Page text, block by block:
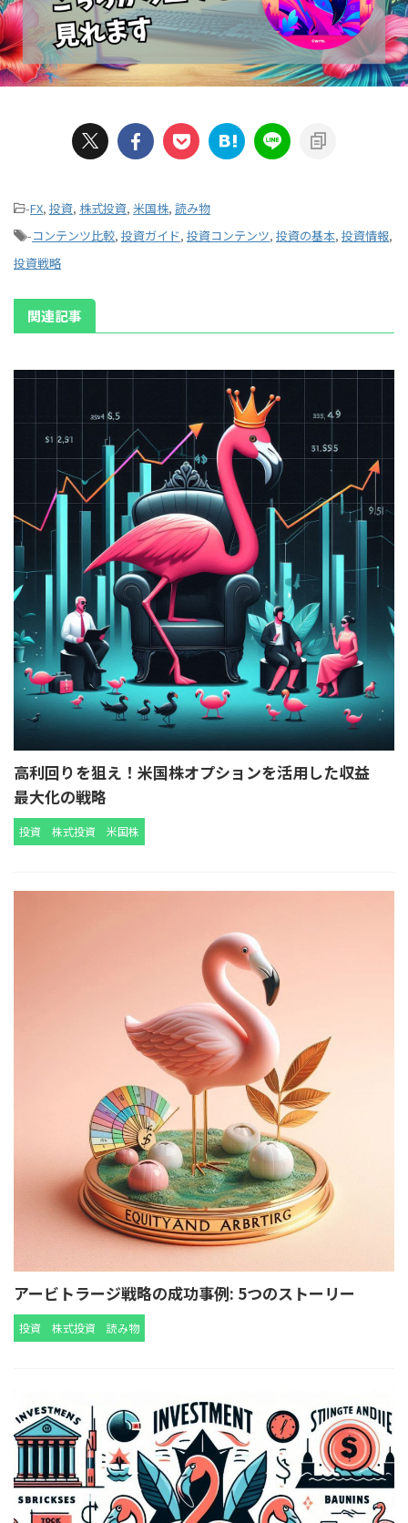
-FX, 投資, 株式投資, 米国株, 読み物
-コンテンツ比較, 投資ガイド, 投資コンテンツ, 投資の基本, 投資情報,
投資戦略
関連記事
高利回りを狙え！米国株オプションを活用した収益
最大化の戦略
投資 株式投資 米国株
アービトラージ戦略の成功事例: 5つのストーリー
投資 株式投資 読み物